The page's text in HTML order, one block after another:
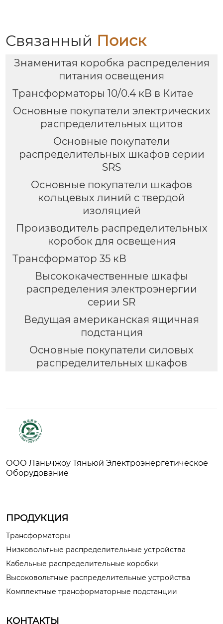
Связанный Поиск
Знаменитая коробка распределения
питания освещения
Трансформаторы 10/0.4 кВ в Китае
Основные покупатели электрических
распределительных щитов
Основные покупатели
распределительных шкафов серии
SRS
Основные покупатели шкафов
кольцевых линий с твердой
изоляцией
Производитель распределительных
коробок для освещения
Трансформатор 35 кВ
Высококачественные шкафы
распределения электроэнергии
серии SR
Ведущая американская ящичная
подстанция
Основные покупатели силовых
распределительных шкафов
ООО Ланьчжоу Тяньюй Электроэнергетическое
Оборудование
ПРОДУКЦИЯ
Трансформаторы
Низковольтные распределительные устройства
Кабельные распределительные коробки
Высоковольтные распределительные устройства
Комплектные трансформаторные подстанции
КОНТАКТЫ